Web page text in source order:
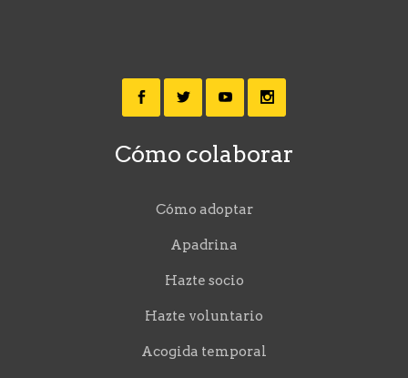
Cómo colaborar
Cómo adoptar
Apadrina
Hazte socio
Hazte voluntario
Acogida temporal